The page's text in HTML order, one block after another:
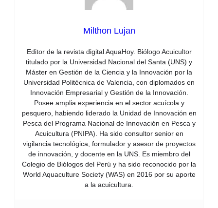
Milthon Lujan
Editor de la revista digital AquaHoy. Biólogo Acuicultor
titulado por la Universidad Nacional del Santa (UNS) y
Máster en Gestión de la Ciencia y la Innovación por la
Universidad Politécnica de Valencia, con diplomados en
Innovación Empresarial y Gestión de la Innovación.
Posee amplia experiencia en el sector acuícola y
pesquero, habiendo liderado la Unidad de Innovación en
Pesca del Programa Nacional de Innovación en Pesca y
Acuicultura (PNIPA). Ha sido consultor senior en
vigilancia tecnológica, formulador y asesor de proyectos
de innovación, y docente en la UNS. Es miembro del
Colegio de Biólogos del Perú y ha sido reconocido por la
World Aquaculture Society (WAS) en 2016 por su aporte
a la acuicultura.